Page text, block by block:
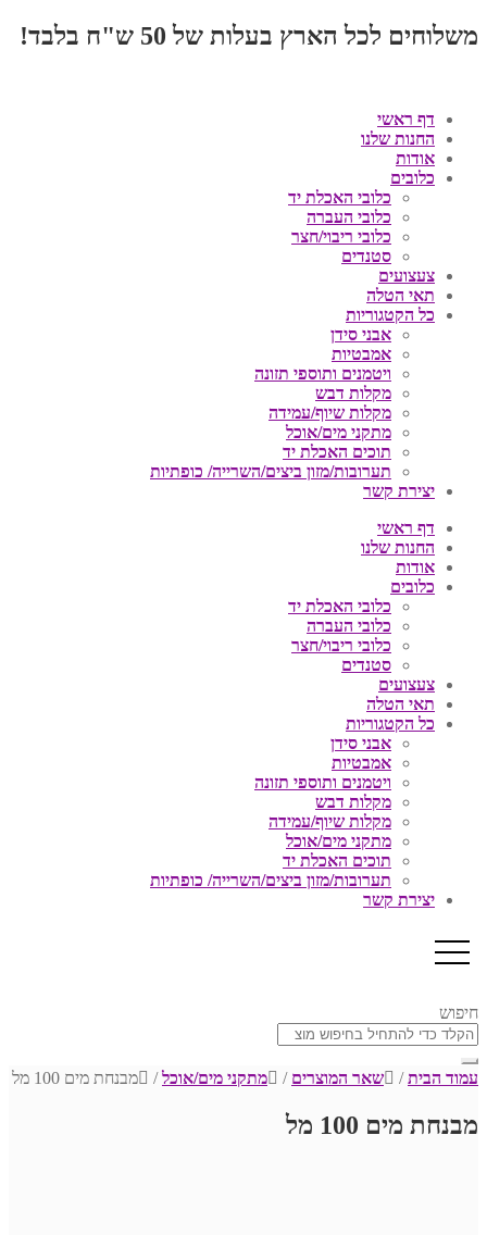
משלוחים לכל הארץ בעלות של 50 ש"ח בלבד!
דף ראשי
החנות שלנו
אודות
כלובים
כלובי האכלת יד
כלובי העברה
כלובי ריבוי/חצר
סטנדים
צעצועים
תאי הטלה
כל הקטגוריות
אבני סידן
אמבטיות
ויטמנים ותוספי תזונה
מקלות דבש
מקלות שיוף/עמידה
מתקני מים/אוכל
תוכים האכלת יד
תערובות/מזון ביצים/השרייה/ כופתיות
יצירת קשר
דף ראשי
החנות שלנו
אודות
כלובים
כלובי האכלת יד
כלובי העברה
כלובי ריבוי/חצר
סטנדים
צעצועים
תאי הטלה
כל הקטגוריות
אבני סידן
אמבטיות
ויטמנים ותוספי תזונה
מקלות דבש
מקלות שיוף/עמידה
מתקני מים/אוכל
תוכים האכלת יד
תערובות/מזון ביצים/השרייה/ כופתיות
יצירת קשר
חיפוש
עמוד הבית/ שאר המוצרים / מתקני מים/אוכל/ מבנחת מים 100 מל
מבנחת מים 100 מל